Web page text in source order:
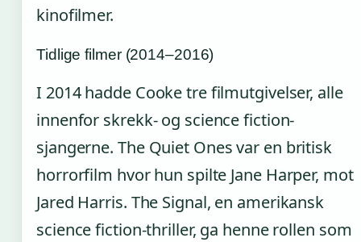
kinofilmer.
Tidlige filmer (2014–2016)
I 2014 hadde Cooke tre filmutgivelser, alle
innenfor skrekk- og science fiction-
sjangerne. The Quiet Ones var en britisk
horrorfilm hvor hun spilte Jane Harper, mot
Jared Harris. The Signal, en amerikansk
science fiction-thriller, ga henne rollen som